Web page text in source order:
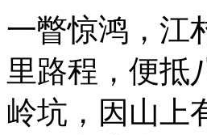
一瞥惊鸿，江
里路程，便抵
岭坑，因山上